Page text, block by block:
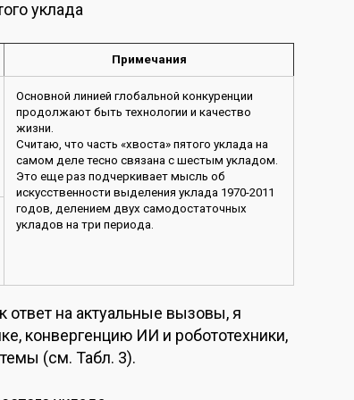
уклада
Примечания
Основной линией глобальной конкуренции
продолжают быть технологии и качество
жизни.
Считаю, что часть «хвоста» пятого уклада на
самом деле тесно связана с шестым укладом.
Это еще раз подчеркивает мысль об
искусственности выделения уклада 1970-2011
годов, делением двух самодостаточных
укладов на три периода.
ответ на актуальные вызовы, я
конвергенцию ИИ и робототехники,
(см. Табл. 3).